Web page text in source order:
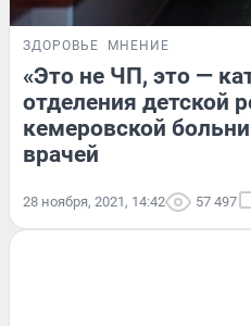
ЗДОРОВЬЕ МНЕНИЕ
«Это не ЧП, это —
отделения детской
кемеровской
врачей
28 ноября, 2021, 14:42 57 497